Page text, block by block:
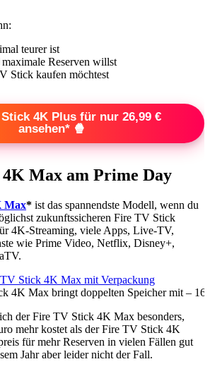
teurer ist
Reserven willst
Stick kaufen möchtest
Stick 4K Plus für nur 26,99 €
ansehen* 🍿
Max am Prime Day
Max* ist das spannendste Modell, wenn du
zukunftssicheren Fire TV Stick
4K-Streaming, viele Apps, Live-TV,
wie Prime Video, Netflix, Disney+,
4K Max bringt doppelten Speicher mit –
der Fire TV Stick 4K Max besonders,
mehr kostet als der Fire TV Stick 4K
für mehr Reserven in vielen Fällen gut
Jahr aber leider nicht der Fall.